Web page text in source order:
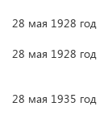
28 мая 1928 год
28 мая 1928 год
28 мая 1935 год